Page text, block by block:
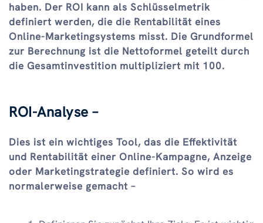
haben. Der ROI kann als Schlüsselmetrik
definiert werden, die die Rentabilität eines
Online-Marketingsystems misst. Die Grundformel
zur Berechnung ist die Nettoformel geteilt durch
die Gesamtinvestition multipliziert mit 100.
ROI-Analyse –
Dies ist ein wichtiges Tool, das die Effektivität
und Rentabilität einer Online-Kampagne, Anzeige
oder Marketingstrategie definiert. So wird es
normalerweise gemacht –